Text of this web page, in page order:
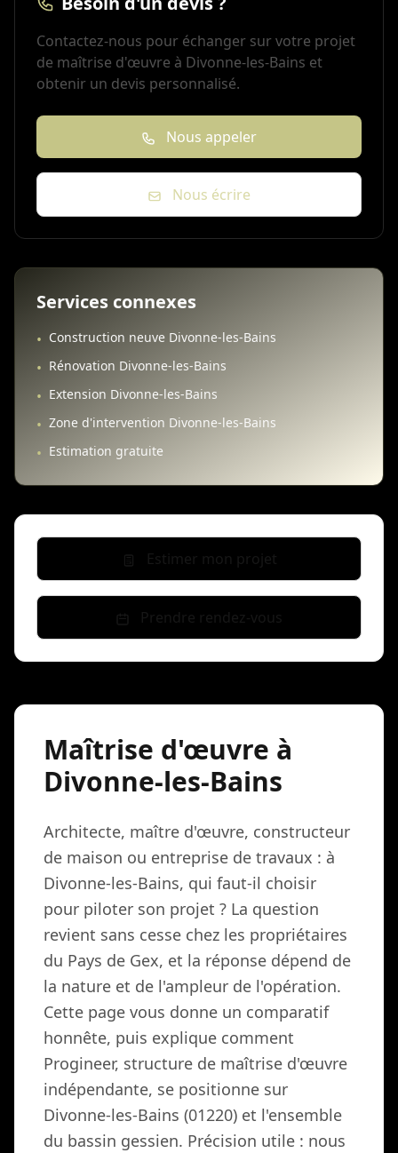
Contactez-nous pour échanger sur votre projet
de maîtrise d'œuvre à Divonne-les-Bains et
obtenir un devis personnalisé.
Nous appeler
Nous écrire
Services connexes
• Construction neuve Divonne-les-Bains
• Rénovation Divonne-les-Bains
• Extension Divonne-les-Bains
• Zone d'intervention Divonne-les-Bains
• Estimation gratuite
Maîtrise d'œuvre à
Divonne-les-Bains
Architecte, maître d'œuvre, constructeur
de maison ou entreprise de travaux : à
Divonne-les-Bains, qui faut-il choisir
pour piloter son projet ? La question
revient sans cesse chez les propriétaires
du Pays de Gex, et la réponse dépend de
la nature et de l'ampleur de l'opération.
Cette page vous donne un comparatif
honnête, puis explique comment
Progineer, structure de maîtrise d'œuvre
indépendante, se positionne sur
Divonne-les-Bains (01220) et l'ensemble
du bassin gessien. Précision utile : nous